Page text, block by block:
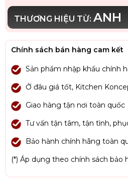
THƯƠNG HIỆU TỪ: ANH
Chính sách bán hàng cam kết
Sản phẩm nhập khẩu chính
Ở đâu giá tốt, Kitchen
Giao hàng tận nơi toàn quốc
Tư vấn tận tâm, tận tình,
Bảo hành chính hãng toàn
(*) Áp dụng theo chính sách bảo